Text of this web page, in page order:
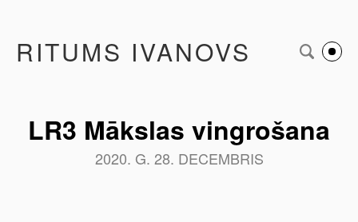
RITUMS IVANOVS
LR3 Mākslas vingrošana
2020. G. 28. DECEMBRIS